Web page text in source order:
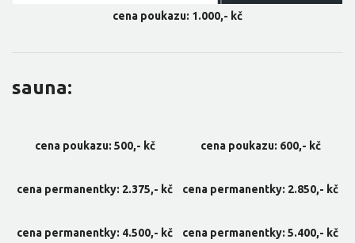
cena poukazu: 1.000,- kč
sauna:
cena poukazu: 500,- kč cena poukazu: 600,- kč
cena permanentky: 2.375,- kč cena permanentky: 2.850,- kč
cena permanentky: 4.500,- kč cena permanentky: 5.400,- kč